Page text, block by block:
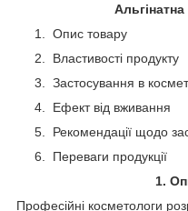
Опис товару
Властивості продукту
Застосування в
Ефект від вживання
Рекомендації щодо
Переваги продукції
1.
Професійні косметологи